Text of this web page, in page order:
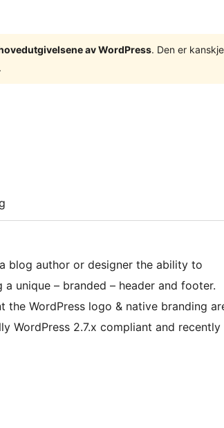
av WordPress. Den er
blog author or designer the ability to
unique – branded – header and footer.
WordPress logo & native branding
WordPress 2.7.x compliant and recently